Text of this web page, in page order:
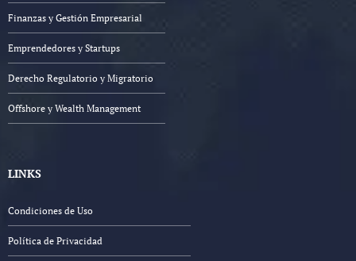
Finanzas y Gestión Empresarial
Emprendedores y Startups
Derecho Regulatorio y Migratorio
Offshore y Wealth Management
LINKS
Condiciones de Uso
Política de Privacidad